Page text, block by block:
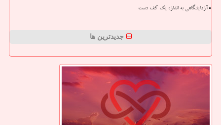
آزمایشگاهی به اندازه یک کف دست
جدیدترین ها